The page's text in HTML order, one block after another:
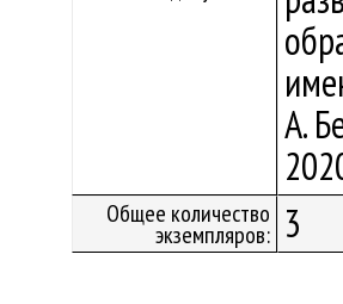
А.
Общее количество
экземпляров: 3